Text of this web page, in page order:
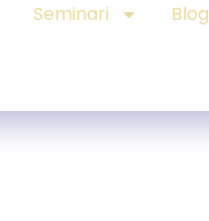
Seminari Blog